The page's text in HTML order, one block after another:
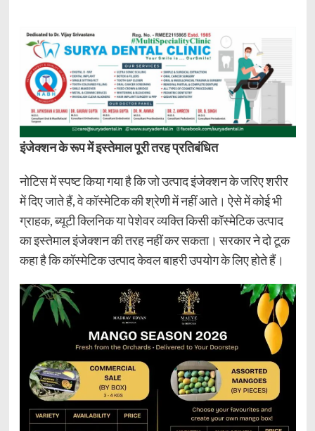
इंजेक्शन के रूप में इस्तेमाल पूरी तरह प्रतिबंधित
नोटिस में स्पष्ट किया गया है कि जो उत्पाद इंजेक्शन के जरिए शरीर
में दिए जाते हैं, वे कॉस्मेटिक की श्रेणी में नहीं आते। ऐसे में कोई भी
ग्राहक, ब्यूटी क्लिनिक या पेशेवर व्यक्ति किसी कॉस्मेटिक उत्पाद
का इस्तेमाल इंजेक्शन की तरह नहीं कर सकता। सरकार ने दो टूक
कहा है कि कॉस्मेटिक उत्पाद केवल बाहरी उपयोग के लिए होते हैं।